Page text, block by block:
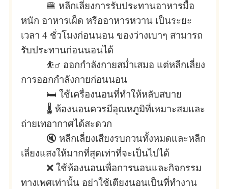
🍔 หลีกเลี่ยงการรับประทานอาหารมื้อ
หนัก อาหารเผ็ด หรืออาหารหวาน เป็นระยะ
เวลา 4 ชั่วโมงก่อนนอน ของว่างเบาๆ สามารถ
รับประทานก่อนนอนได้
⛹️‍♂️ ออกกำลังกายสม่ำเสมอ แต่หลีกเลี่ยง
การออกกำลังกายก่อนนอน
🛏 ใช้เครื่องนอนที่ทำให้หลับสบาย
🌡 ห้องนอนควรมีอุณหภูมิที่เหมาะสมและ
ถ่ายเทอากาศได้สะดวก
🔇 หลีกเลี่ยงเสียงรบกวนทั้งหมดและหลีก
เลี่ยงแสงให้มากที่สุดเท่าที่จะเป็นไปได้
❌ ใช้ห้องนอนเพื่อการนอนและกิจกรรม
ทางเพศเท่านั้น อย่าใช้เตียงนอนเป็นที่ทำงาน